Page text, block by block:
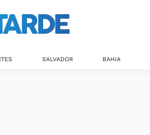
SALVADOR BAHIA